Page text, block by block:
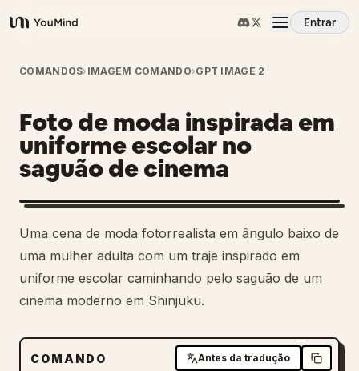
YouMind
Entrar
Visão Geral
Casos de Uso
Habilidades
Prompts
Preços
COMANDOS› IMAGEM COMANDO›GPT IMAGE 2
Foto de moda inspirada em
uniforme escolar no
saguão de cinema
Uma cena de moda fotorrealista em ângulo baixo de
uma mulher adulta com um traje inspirado em
uniforme escolar caminhando pelo saguão de um
cinema moderno em Shinjuku.
COMANDO Antes da tradução